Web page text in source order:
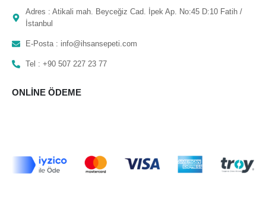
Adres : Atikali mah. Beyceğiz Cad. İpek Ap. No:45 D:10 Fatih /
İstanbul
E-Posta : info@ihsansepeti.com
Tel : +90 507 227 23 77
ONLINE ÖDEME